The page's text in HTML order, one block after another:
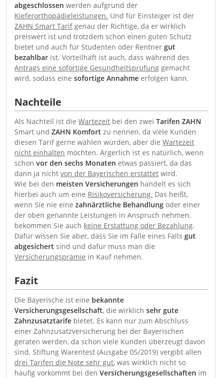
abgeschlossen werden aufgrund der
Kieferorthopädieleistungen. Und für Einsteiger ist der
ZAHN Smart Tarifgenau der Richtige, da er wirklich
preiswert ist und trotzdem schon einen guten Schutz
bietet und auch für Studenten oder Rentner gut
bezahlbar ist. Vorteilhaft ist auch, dass während des
Antrags eine sofortige Gesundheitsprüfung gemacht
wird, sodass einesofortige Annahme erfolgen kann.
Nachteile
Als Nachteil ist dieWartezeit bei den zweiTarifen ZAHN
Smart undZAHN Komfort zu nennen, da viele Kunden
diesen Tarif gerne wählen würden, aber dieWartezeit
nicht einhalten möchten. Ärgerlich ist es natürlich, wenn
schonvor den sechs Monaten etwas passiert, da das
dann ja nichtvon der Bayerischen erstattet wird.
Wie bei den meisten Versicherungen handelt es sich
hierbei auch um eine Risikoversicherung. Das heißt,
wenn Sie nie einezahnärztliche Behandlung oder einer
der oben genannte Leistungen in Anspruch nehmen,
bekommen Sie auch keine Erstattung oder Bezahlung.
Dafür wissen Sie aber, dass Sie im Falle eines Fallsgut
abgesichert sind und dafür muss man die
Versicherungsprämie in Kauf nehmen.
Fazit
Die Bayerische ist eine bekannte
Versicherungsgesellschaft, die wirklichsehr gute
Zahnzusatztarife bietet. Es kann nur zum Abschluss
einer Zahnzusatzversicherung bei der Bayerischen
geraten werden, da schon viele Kunden überzeugt davon
sind. Stiftung Warentest (Ausgabe 05/2019) vergibt allen
drei Tarifen die Note sehr gut, was wirklich nicht so
häufig vorkommt bei denVersicherungsgesellschaften im